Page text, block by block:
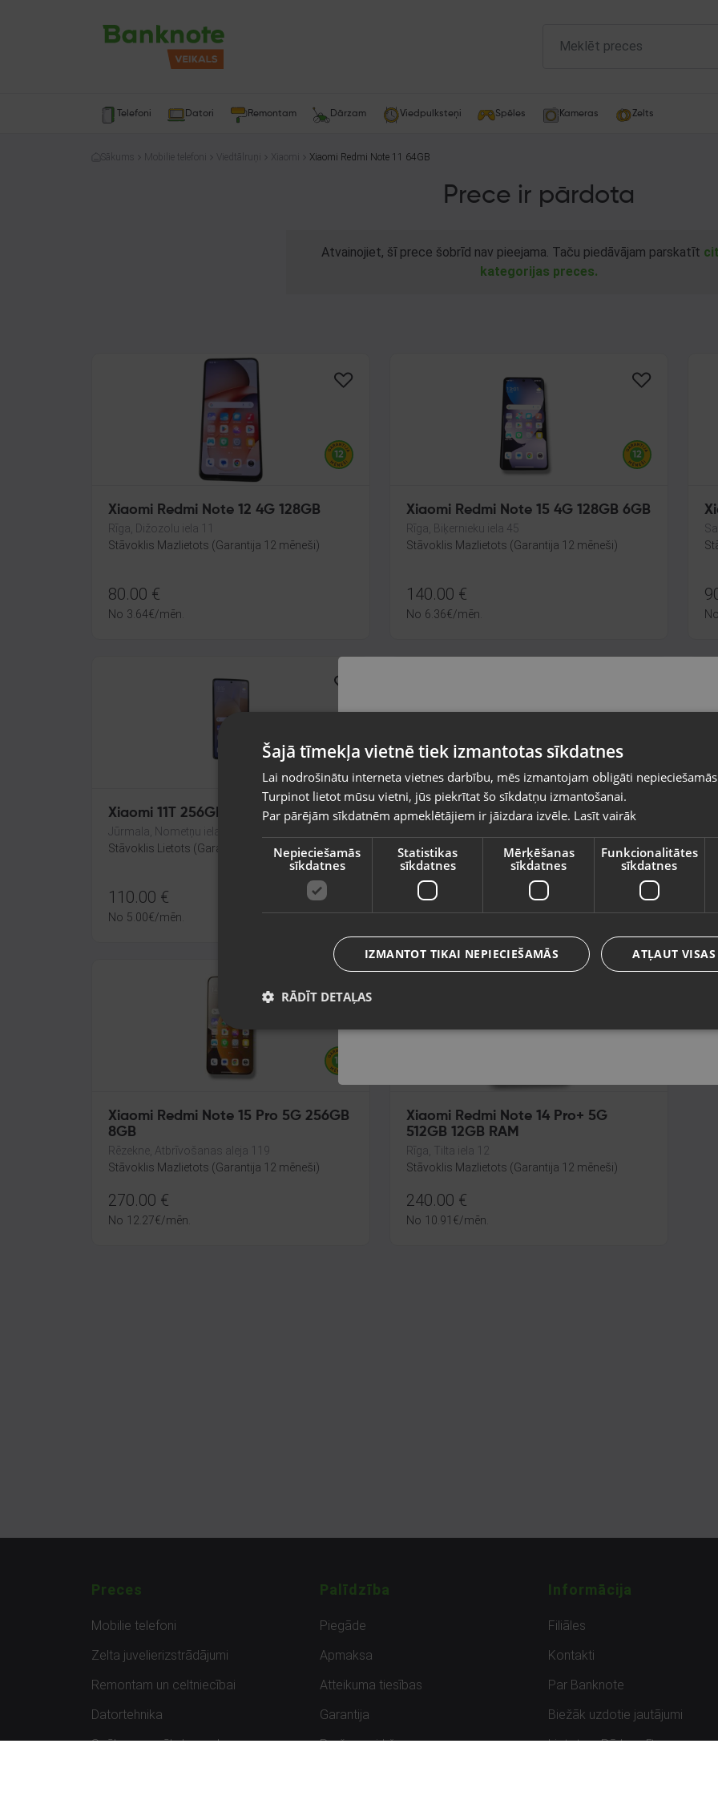
Telefoni Datori Remontam Dārzam Viedpulksteņi Spēles Kameras Zelts
Sākums Mobilie telefoni Viedtālruņi Xiaomi Xiaomi Redmi Note 11 64GB
Prece ir pārdota
Atvainojiet, šī prece šobrīd nav pieejama. Taču piedāvājam parskatīt
kategorijas preces.
Xiaomi Redmi Note 12 4G 128GB
Rīga, Dižozolu iela 11
Stāvoklis Mazlietots (Garantija 12 mēneši)
80.00 €
No 3.64€/mēn.
Xiaomi Redmi Note 15 4G 128GB 6GB
Rīga, Biķernieku iela 45
Stāvoklis Mazlietots (Garantija 12 mēneši)
140.00 €
No 6.36€/mēn. No
Xiaomi 11T 256GB
Jūrmala, Nometņu iela 12-8
Stāvoklis Lietots (Garantija 6 mēneši)
110.00 €
No 5.00€/mēn.
Xiaomi 15T Pro 512GB
Stāvoklis Mazlietots (Garantija 12 mēneši)
500.00
No 22.73€/mēn.
Xiaomi Redmi Note 15 Pro 5G 256GB
8GB
Rēzekne, Atbrīvošanas aleja 119
Stāvoklis Mazlietots (Garantija 12 mēneši)
270.00 €
No 12.27€/mēn.
Xiaomi Redmi Note 14 Pro+ 5G
512GB 12GB RAM
Rīga, Tilta iela 12
Stāvoklis Mazlietots (Garantija 12 mēneši)
240.00 €
No 10.91 €/mēn.
Preces
Mobilie telefoni
Zelta juvelierizstrādājumi
Remontam un celtniecībai
Datortehnika
Spēles un spēļu konsoles
Palīdzība
Piegāde
Apmaksa
Atteikuma tiesības
Garantija
Preču uzpirkšana
Informācija
Filiāles
Kontakti
Par Banknote
Biežāk uzdotie jautājumi
Lietots – Pārbaudīts
valsti
Vietnes saturs būs attēlots izvēlētajā valodā
Valsts
Valoda
Latviešu / Latvian
Šajā tīmekļa vietnē tiek izmantotas sīkdatnes
Lai nodrošinātu interneta vietnes darbību, mēs izmantojam obligāti
Turpinot lietot mūsu vietni, jūs piekrītat šo sīkdatņu izmantošanai.
Par pārējām sīkdatnēm apmeklētājiem ir jāizdara izvēle. Lasīt vairāk
Nepieciešamās
sīkdatnes
Statistikas
sīkdatnes
Mērķēšanas
sīkdatnes
Funkcionalitātes
sīkdatnes
ATĻAUT
IZMANTOT TIKAI NEPIECIEŠAMĀS
RĀDĪT DETAĻAS